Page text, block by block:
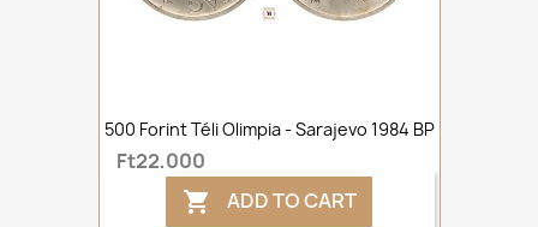
500 Forint Téli Olimpia - Sarajevo 1984 BP
Ft22,000
 ADD TO CART